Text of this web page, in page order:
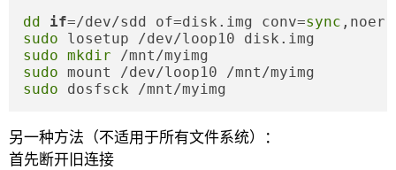
dd if=/dev/sdd of=disk.img conv=sync
sudo
sudo mkdir
sudo
sudo dosfsck /mnt/myimg
另一种方法（不适用于所有文件系统）：
首先断开旧连接